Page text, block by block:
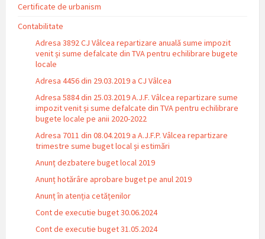
Certificate de urbanism
Contabilitate
Adresa 3892 CJ Vâlcea repartizare anuală sume impozit
venit și sume defalcate din TVA pentru echilibrare bugete
locale
Adresa 4456 din 29.03.2019 a CJ Vâlcea
Adresa 5884 din 25.03.2019 A.J.F. Vâlcea repartizare sume
impozit venit și sume defalcate din TVA pentru echilibrare
bugete locale pe anii 2020-2022
Adresa 7011 din 08.04.2019 a A.J.F.P. Vâlcea repartizare
trimestre sume buget local și estimări
Anunț dezbatere buget local 2019
Anunț hotărâre aprobare buget pe anul 2019
Anunț în atenția cetățenilor
Cont de executie buget 30.06.2024
Cont de executie buget 31.05.2024